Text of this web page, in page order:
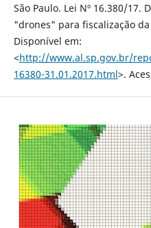
São Paulo. Lei Nº 16.380/17.
"drones" para fiscalização
Disponível em:
<http://www.al.sp.gov.br/
16380-31.01.2017.html>.